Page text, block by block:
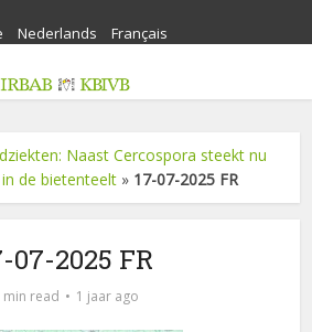
Nederlands Français
Naast Cercospora steekt nu
de bietenteelt » 17-07-2025 FR
07-2025 FR
min read 1 jaar ago